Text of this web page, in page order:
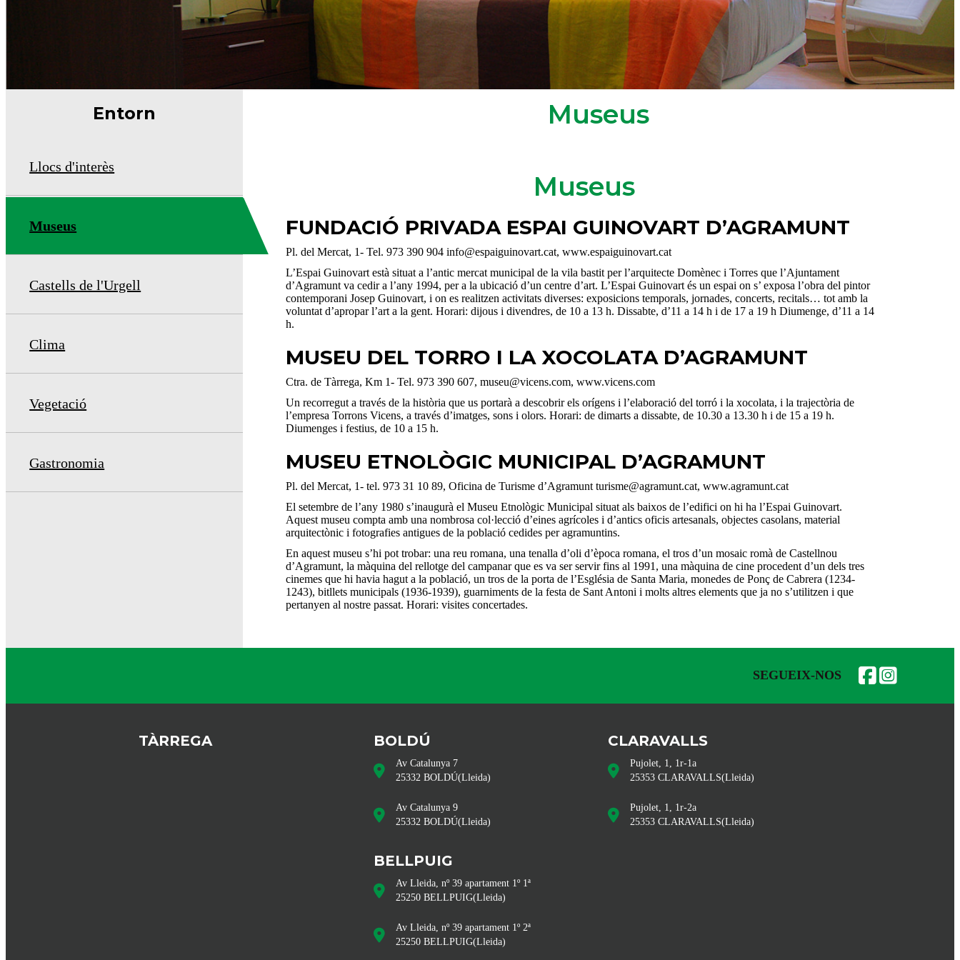
Entorn
Llocs d'interès
Museus
Castells de l'Urgell
Clima
Vegetació
Gastronomia
Museus
Museus
FUNDACIÓ PRIVADA ESPAI GUINOVART D’AGRAMUNT
Pl. del Mercat, 1- Tel. 973 390 904 info@espaiguinovart.cat, www.espaiguinovart.cat
L’Espai Guinovart està situat a l’antic mercat municipal de la vila bastit per l’arquitecte Domènec i Torres que l’Ajuntament
d’Agramunt va cedir a l’any 1994, per a la ubicació d’un centre d’art. L’Espai Guinovart és un espai on s’ exposa l’obra del pintor
contemporani Josep Guinovart, i on es realitzen activitats diverses: exposicions temporals, jornades, concerts, recitals… tot amb la
voluntat d’apropar l’art a la gent. Horari: dijous i divendres, de 10 a 13 h. Dissabte, d’11 a 14 h i de 17 a 19 h Diumenge, d’11 a 14
h.
MUSEU DEL TORRO I LA XOCOLATA D’AGRAMUNT
Ctra. de Tàrrega, Km 1- Tel. 973 390 607, museu@vicens.com, www.vicens.com
Un recorregut a través de la història que us portarà a descobrir els orígens i l’elaboració del torró i la xocolata, i la trajectòria de
l’empresa Torrons Vicens, a través d’imatges, sons i olors. Horari: de dimarts a dissabte, de 10.30 a 13.30 h i de 15 a 19 h.
Diumenges i festius, de 10 a 15 h.
MUSEU ETNOLÒGIC MUNICIPAL D’AGRAMUNT
Pl. del Mercat, 1- tel. 973 31 10 89, Oficina de Turisme d’Agramunt turisme@agramunt.cat, www.agramunt.cat
El setembre de l’any 1980 s’inaugurà el Museu Etnològic Municipal situat als baixos de l’edifici on hi ha l’Espai Guinovart.
Aquest museu compta amb una nombrosa col·lecció d’eines agrícoles i d’antics oficis artesanals, objectes casolans, material
arquitectònic i fotografies antigues de la població cedides per agramuntins.
En aquest museu s’hi pot trobar: una reu romana, una tenalla d’oli d’època romana, el tros d’un mosaic romà de Castellnou
d’Agramunt, la màquina del rellotge del campanar que es va ser servir fins al 1991, una màquina de cine procedent d’un dels tres
cinemes que hi havia hagut a la població, un tros de la porta de l’Església de Santa Maria, monedes de Ponç de Cabrera (1234-
1243), bitllets municipals (1936-1939), guarniments de la festa de Sant Antoni i molts altres elements que ja no s’utilitzen i que
pertanyen al nostre passat. Horari: visites concertades.
SEGUEIX-NOS
TÀRREGA BOLDÚ
Av Catalunya 7
25332 BOLDÚ(Lleida)
Av Catalunya 9
25332 BOLDÚ(Lleida)
CLARAVALLS
Pujolet, 1, 1r-1a
25353 CLARAVALLS(Lleida)
Pujolet, 1, 1r-2a
25353 CLARAVALLS(Lleida)
BELLPUIG
Av Lleida, nº 39 apartament 1º 1ª
25250 BELLPUIG(Lleida)
Av Lleida, nº 39 apartament 1º 2ª
25250 BELLPUIG(Lleida)